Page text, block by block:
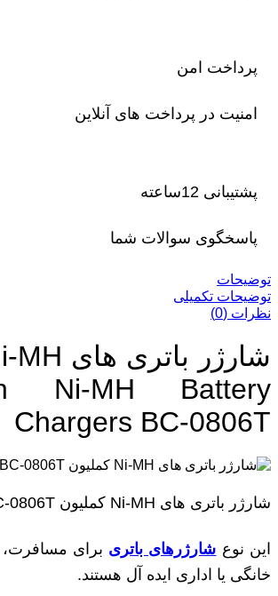
پرداخت امن
امنیت در پرداخت های آنلاین
پشتیبانی 12ساعته
پاسخگوی سوالات شما
توضیحات
توضیحات تکمیلی
نظرات (0)
Ni-MH Battery
Chargers BC-0806T
شارژر باتری های Ni-MH کملیون BC-0806T
این نوع شارژرهای باتری برای
خانگی یا اداری ایده آل هستند.